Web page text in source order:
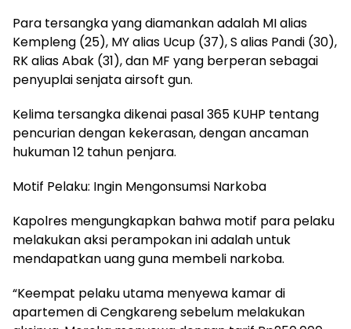
Para tersangka yang diamankan adalah MI alias
Kempleng (25), MY alias Ucup (37), S alias Pandi (30),
RK alias Abak (31), dan MF yang berperan sebagai
penyuplai senjata airsoft gun.
Kelima tersangka dikenai pasal 365 KUHP tentang
pencurian dengan kekerasan, dengan ancaman
hukuman 12 tahun penjara.
Motif Pelaku: Ingin Mengonsumsi Narkoba
Kapolres mengungkapkan bahwa motif para pelaku
melakukan aksi perampokan ini adalah untuk
mendapatkan uang guna membeli narkoba.
“Keempat pelaku utama menyewa kamar di
apartemen di Cengkareng sebelum melakukan